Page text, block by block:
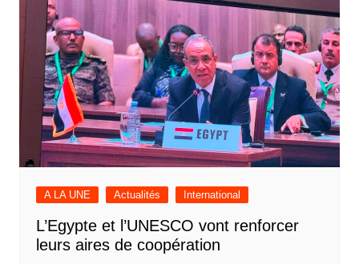
A LA UNE Actualités International
L’Egypte et l’UNESCO vont renforcer
leurs aires de coopération